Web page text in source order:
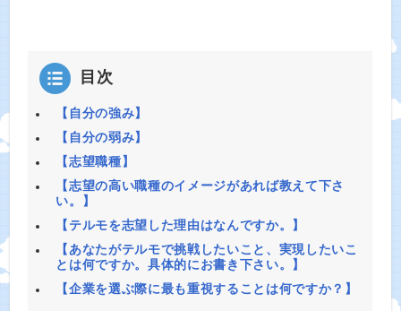
目次
【自分の強み】
【自分の弱み】
【志望職種】
【志望の高い職種のイメージがあれば教えて下さ
い。】
【テルモを志望した理由はなんですか。】
【あなたがテルモで挑戦したいこと、実現したいこ
とは何ですか。具体的にお書き下さい。】
【企業を選ぶ際に最も重視することは何ですか？】